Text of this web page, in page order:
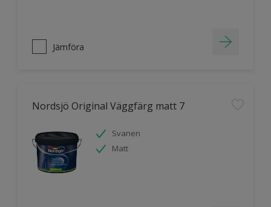
Jämföra
Nordsjö Original Väggfärg matt 7
Svanen
Matt